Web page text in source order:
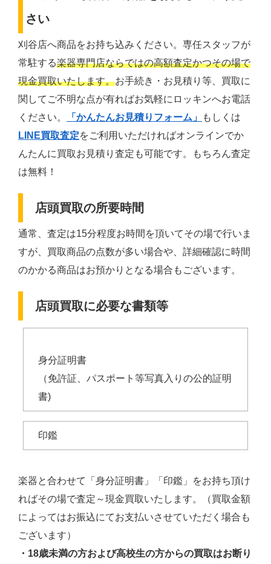
さい
刈谷店へ商品をお持ち込みください。専任スタッフが
常駐する楽器専門店ならではの高額査定かつその場で
現金買取いたします。お手続き・お見積り等、買取に
関してご不明な点が有ればお気軽にロッキンへお電話
ください。
「かんたんお見積りフォーム」
もしくは
LINE買取査定をご利用いただければオンラインでか
んたんに買取お見積り査定も可能です。もちろん査定
は無料！
店頭買取の所要時間
通常、査定は15分程度お時間を頂いてその場で行いま
すが、買取商品の点数が多い場合や、詳細確認に時間
のかかる商品はお預かりとなる場合もございます。
店頭買取に必要な書類等
身分証明書
（免許証、パスポート等写真入りの公的証明
書)
印鑑
楽器と合わせて「身分証明書」「印鑑」をお持ち頂け
ればその場で査定～現金買取いたします。（買取金額
によってはお振込にてお支払いさせていただく場合も
ございます）
・18歳未満の方および高校生の方からの買取はお断り